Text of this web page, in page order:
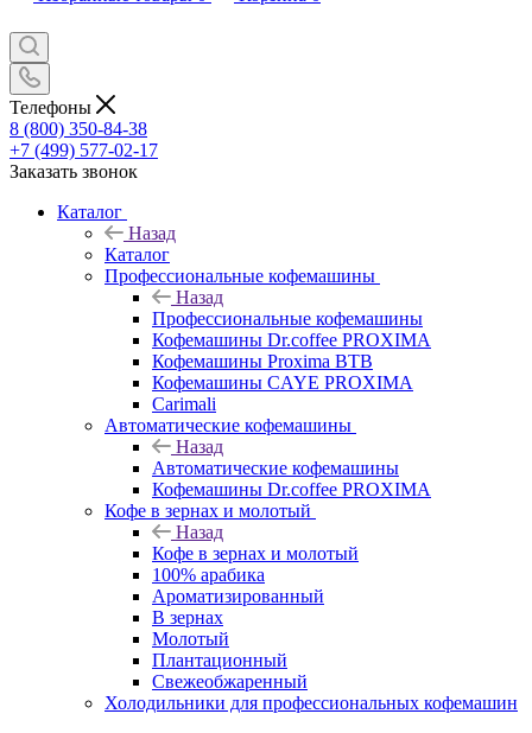
Телефоны
8 (800) 350-84-38
+7 (499) 577-02-17
Заказать звонок
Каталог
Назад
Каталог
Профессиональные кофемашины
Назад
Профессиональные кофемашины
Кофемашины Dr.coffee PROXIMA
Кофемашины Proxima BTB
Кофемашины CAYE PROXIMA
Carimali
Автоматические кофемашины
Назад
Автоматические кофемашины
Кофемашины Dr.coffee PROXIMA
Кофе в зернах и молотый
Назад
Кофе в зернах и молотый
100% арабика
Ароматизированный
В зернах
Молотый
Плантационный
Свежеобжаренный
Холодильники для профессиональных кофемашин